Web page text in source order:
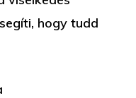
hogy tudd